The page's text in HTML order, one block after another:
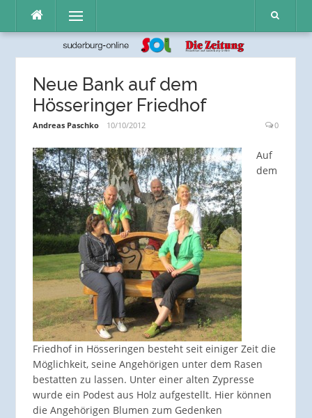
Inhalt
Menü
Neue Bank auf dem
Hösseringer Friedhof
Andreas Paschko 10/10/2012 0
Auf
dem
Friedhof in Hösseringen besteht seit einiger Zeit die
Möglichkeit, seine Angehörigen unter dem Rasen
bestatten zu lassen. Unter einer alten Zypresse
wurde ein Podest aus Holz aufgestellt. Hier können
die Angehörigen Blumen zum Gedenken